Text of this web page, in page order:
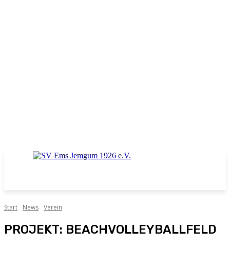
Start News Verein
PROJEKT: BEACHVOLLEYBALLFELD